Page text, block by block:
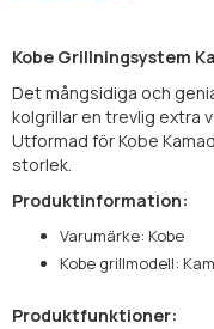
Kobe Grillningsystem
Det mångsidiga och
kolgrillar en trevlig extra
Utformad för Kobe
storlek.
Produktinformation:
Varumärke: Kobe
Kobe grillmodell:
Produktfunktioner: